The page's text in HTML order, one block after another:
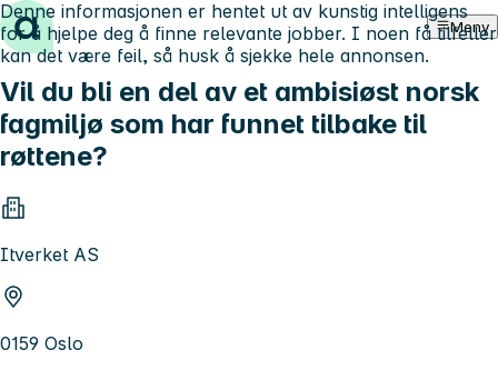
Hopp til innhold Meny
Vil du bli en del av et ambisiøst norsk
fagmiljø som har funnet tilbake til
røttene?
Itverket AS
0159 Oslo
Denne informasjonen er hentet ut av kunstig intelligens
for å hjelpe deg å finne relevante jobber. I noen få tilfeller
kan det være feil, så husk å sjekke hele annonsen.